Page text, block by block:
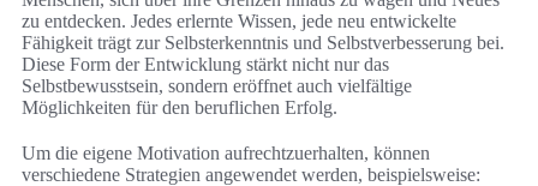
zu entdecken. Jedes erlernte Wissen, jede neu entwickelte
Fähigkeit trägt zur Selbsterkenntnis und Selbstverbesserung bei.
Diese Form der Entwicklung stärkt nicht nur das
Selbstbewusstsein, sondern eröffnet auch vielfältige
Möglichkeiten für den beruflichen Erfolg.
Um die eigene Motivation aufrechtzuerhalten, können
verschiedene Strategien angewendet werden, beispielsweise: